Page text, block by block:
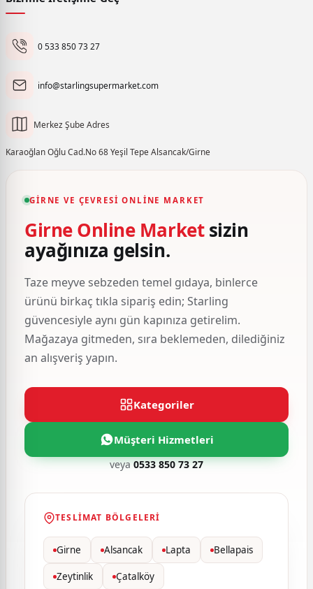
0 533 850 73 27
info@starlingsupermarket.com
Merkez Şube Adres
Karaoğlan Oğlu Cad.No 68 Yeşil Tepe Alsancak/Girne
GIRNE VE ÇEVRESI ONLINE MARKET
Girne Online Marketsizin
ayağınıza gelsin.
Taze meyve sebzeden temel gıdaya, binlerce
ürünü birkaç tıkla sipariş edin; Starling
güvencesiyle aynı gün kapınıza getirelim.
Mağazaya gitmeden, sıra beklemeden, dilediğiniz
an alışveriş yapın.
Kategoriler
Müşteri Hizmetleri
veya0533 850 73 27
TESLIMAT BÖLGELERI
Girne Alsancak Lapta Bellapais
Zeytinlik Çatalköy